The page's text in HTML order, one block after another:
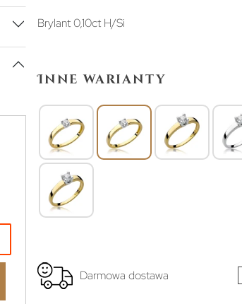
Brylant 0,10ct H/Si
Inne warianty
Darmowa dostawa